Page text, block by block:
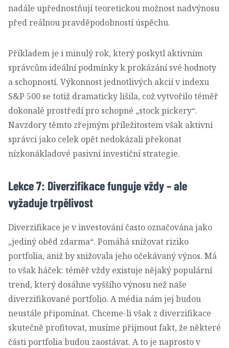
nadále upřednostňují teoretickou možnost nadvýnosu
před reálnou pravděpodobností úspěchu.
Příkladem je i minulý rok, který poskytl aktivním
správcům ideální podmínky k prokázání své hodnoty
a schopností. Výkonnost jednotlivých akcií v indexu
S&P 500 se totiž dramaticky lišila, což vytvořilo téměř
dokonalé prostředí pro schopné „stock pickery“.
Navzdory těmto zřejmým příležitostem však aktivní
správci jako celek opět nedokázali překonat
nízkonákladové pasivní investiční strategie.
Lekce 7: Diverzifikace funguje vždy – ale
vyžaduje trpělivost
Diverzifikace je v investování často označována jako
„jediný oběd zdarma“. Pomáhá snižovat riziko
portfolia, aniž by snižovala jeho očekávaný výnos. Má
to však háček: téměř vždy existuje nějaký populární
trend, který dosáhne vyššího výnosu než naše
diverzifikované portfolio. A média nám jej budou
neustále připomínat. Chceme-li však z diverzifikace
skutečně profitovat, musíme přijmout fakt, že některé
části portfolia budou zaostávat. A to je naprosto v